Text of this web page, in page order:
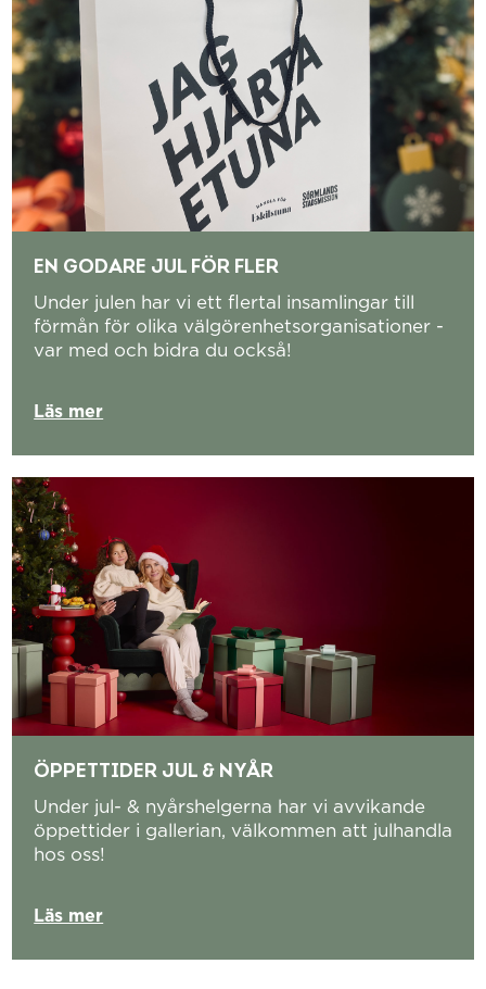
EN GODARE JUL FÖR FLER
Under julen har vi ett flertal insamlingar till
förmån för olika välgörenhetsorganisationer -
var med och bidra du också!
Läs mer
ÖPPETTIDER JUL & NYÅR
Under jul- & nyårshelgerna har vi avvikande
öppettider i gallerian, välkommen att julhandla
hos oss!
Läs mer